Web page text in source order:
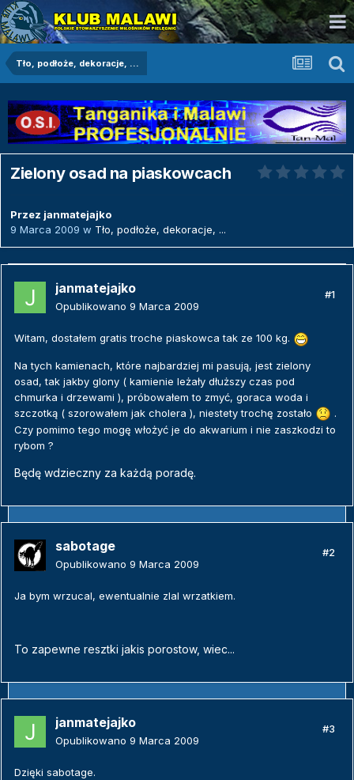
Tło, podłoże, dekoracje, ...
Zielony osad na piaskowcach
Przez janmatejajko
9 Marca 2009 w Tło, podłoże, dekoracje, ...
janmatejajko
Opublikowano 9 Marca 2009
#1
Witam, dostałem gratis troche piaskowca tak ze 100 kg.
Na tych kamienach, które najbardziej mi pasują, jest zielony
osad, tak jakby glony ( kamienie leżały dłuższy czas pod
chmurka i drzewami ), próbowałem to zmyć, goraca woda i
szczotką ( szorowałem jak cholera ), niestety trochę zostało
.
Czy pomimo tego mogę włożyć je do akwarium i nie zaszkodzi to
rybom ?
Będę wdzieczny za każdą poradę.
sabotage
Opublikowano 9 Marca 2009
#2
Ja bym wrzucal, ewentualnie zlal wrzatkiem.
To zapewne resztki jakis porostow, wiec...
janmatejajko
Opublikowano 9 Marca 2009
#3
Dzięki sabotage.